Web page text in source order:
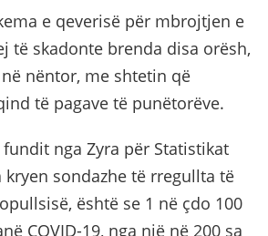
e qeverisë për mbrojtjen e
të skadonte brenda disa orësh,
nëntor, me shtetin që
të pagave të punëtorëve.
nga Zyra për Statistikat
kryen sondazhe të rregullta të
është se 1 në çdo 100
COVID-19, nga një në 200 sa